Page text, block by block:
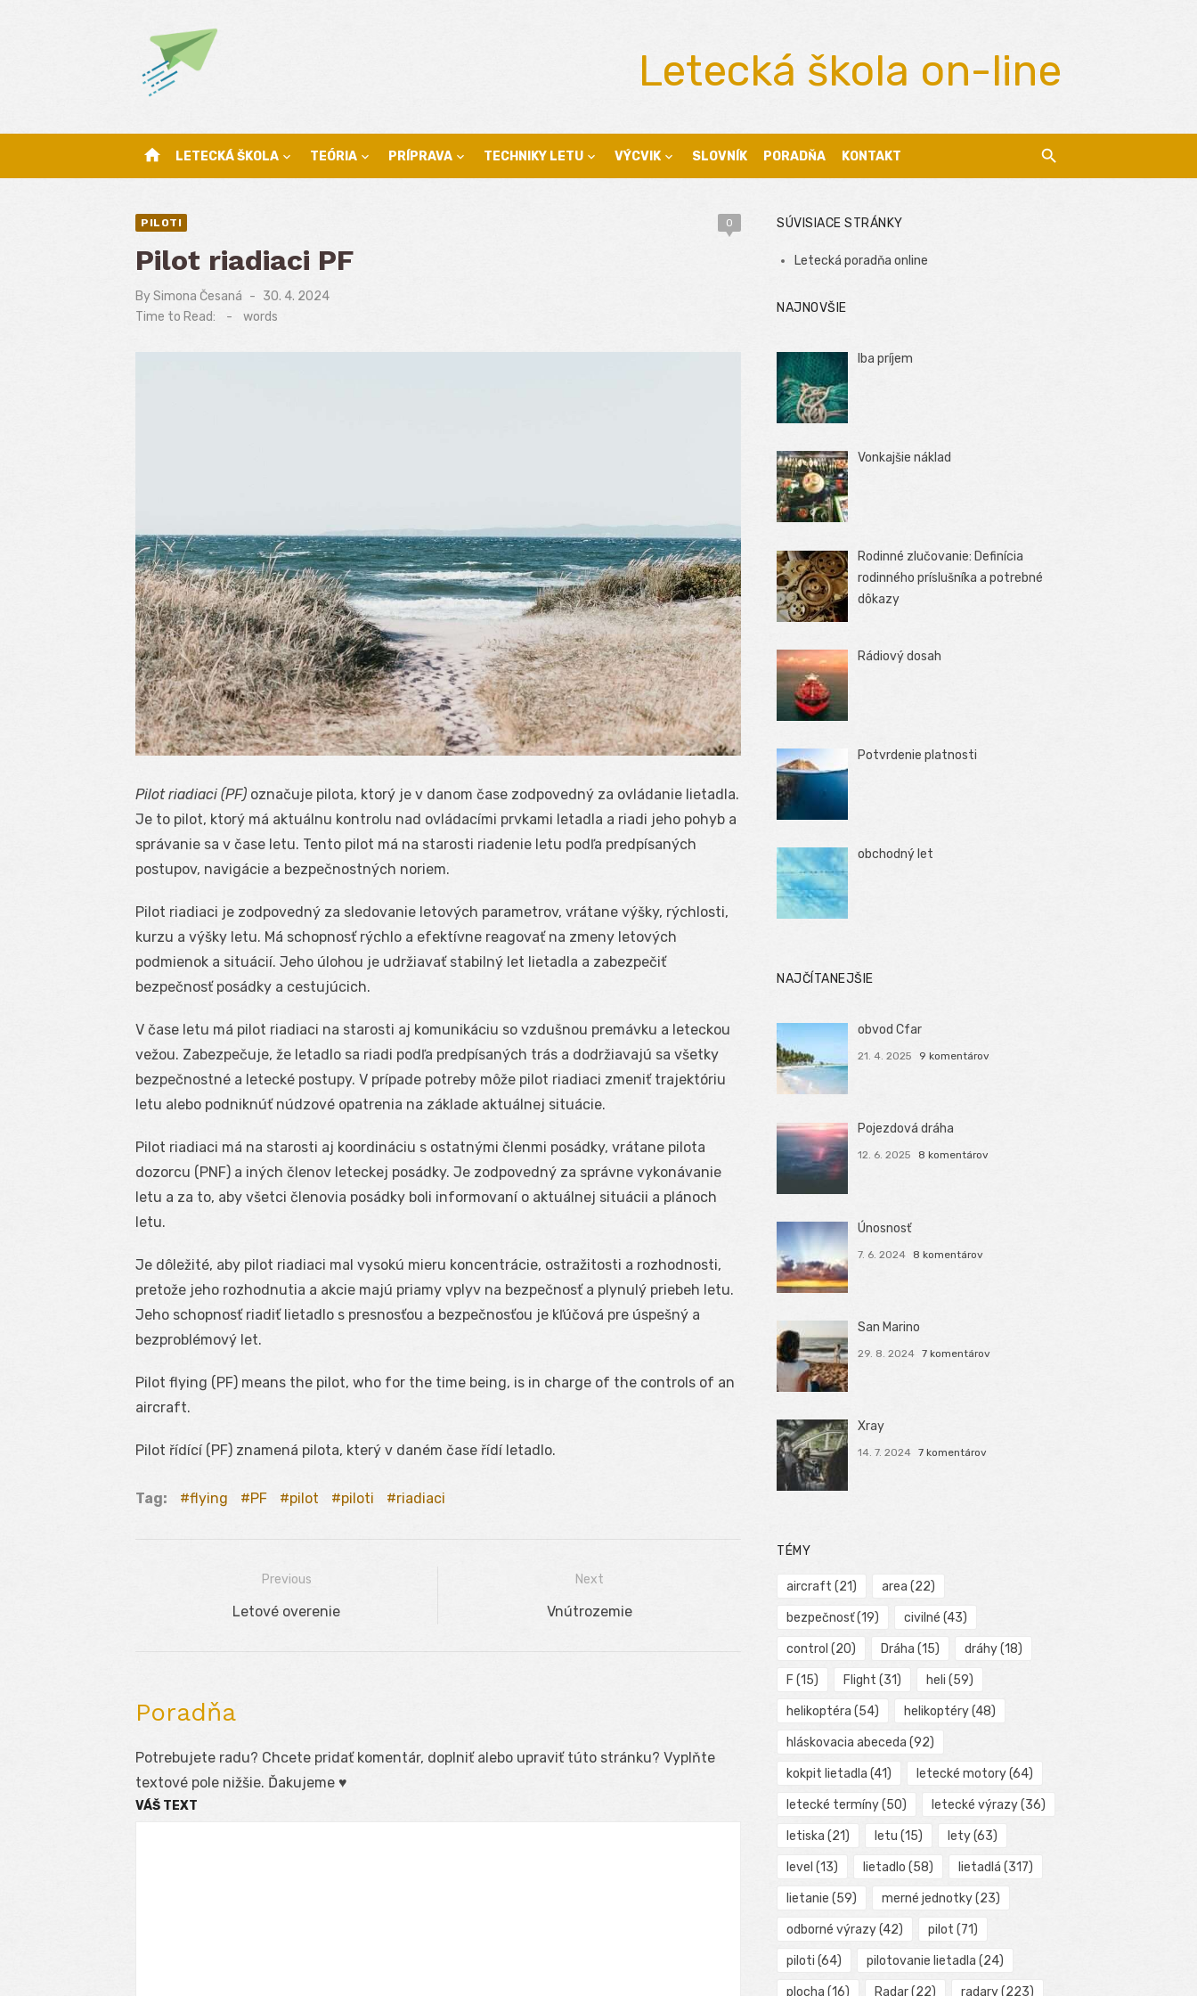
Letecká škola on-line
home LETECKÁ ŠKOLA TEÓRIA PRÍPRAVA TECHNIKY LETU VÝCVIK SLOVNÍK PORADŇA KONTAKT
PILOTI 0
Pilot riadiaci PF
BySimona Česaná
Posted
on
30. 4. 2024
Time to Read:
- words
Pilot riadiaci (PF) označuje pilota, ktorý je v danom čase zodpovedný za ovládanie lietadla.
Je to pilot, ktorý má aktuálnu kontrolu nad ovládacími prvkami letadla a riadi jeho pohyb a
správanie sa v čase letu. Tento pilot má na starosti riadenie letu podľa predpísaných
postupov, navigácie a bezpečnostných noriem.
Pilot riadiaci je zodpovedný za sledovanie letových parametrov, vrátane výšky, rýchlosti,
kurzu a výšky letu. Má schopnosť rýchlo a efektívne reagovať na zmeny letových
podmienok a situácií. Jeho úlohou je udržiavať stabilný let lietadla a zabezpečiť
bezpečnosť posádky a cestujúcich.
V čase letu má pilot riadiaci na starosti aj komunikáciu so vzdušnou premávku a leteckou
vežou. Zabezpečuje, že letadlo sa riadi podľa predpísaných trás a dodržiavajú sa všetky
bezpečnostné a letecké postupy. V prípade potreby môže pilot riadiaci zmeniť trajektóriu
letu alebo podniknúť núdzové opatrenia na základe aktuálnej situácie.
Pilot riadiaci má na starosti aj koordináciu s ostatnými členmi posádky, vrátane pilota
dozorcu (PNF) a iných členov leteckej posádky. Je zodpovedný za správne vykonávanie
letu a za to, aby všetci členovia posádky boli informovaní o aktuálnej situácii a plánoch
letu.
Je dôležité, aby pilot riadiaci mal vysokú mieru koncentrácie, ostražitosti a rozhodnosti,
pretože jeho rozhodnutia a akcie majú priamy vplyv na bezpečnosť a plynulý priebeh letu.
Jeho schopnosť riadiť lietadlo s presnosťou a bezpečnosťou je kľúčová pre úspešný a
bezproblémový let.
Pilot flying (PF) means the pilot, who for the time being, is in charge of the controls of an
aircraft.
Pilot řídící (PF) znamená pilota, který v daném čase řídí letadlo.
Tag: flying PF pilot piloti riadiaci
Navigácia
článku
Previous
Previous
Letové overenie
Next
Next
Vnútrozemie
Poradňa
Potrebujete radu? Chcete pridať komentár, doplniť alebo upraviť túto stránku? Vyplňte
textové pole nižšie. Ďakujeme ♥
VÁŠ TEXT
SÚVISIACE STRÁNKY
Letecká poradňa online
NAJNOVŠIE
Iba príjem
Vonkajšie náklad
Rodinné zlučovanie: Definícia
rodinného príslušníka a potrebné
dôkazy
Rádiový dosah
Potvrdenie platnosti
obchodný let
NAJČÍTANEJŠIE
obvod Cfar
21. 4. 2025 9 komentárov
Pojezdová dráha
12. 6. 2025 8 komentárov
Únosnosť
7. 6. 2024 8 komentárov
San Marino
29. 8. 2024 7 komentárov
Xray
14. 7. 2024 7 komentárov
TÉMY
aircraft (21) area (22)
bezpečnosť(19) civilné (43)
control (20) Dráha (15) dráhy(18)
F (15) Flight (31) heli (59)
helikoptéra (54) helikoptéry(48)
hláskovacia abeceda (92)
kokpit lietadla (41) letecké motory(64)
letecké termíny(50) letecké výrazy(36)
letiska (21) letu (15) lety(63)
level (13) lietadlo (58) lietadlá (317)
lietanie (59) merné jednotky(23)
odborné výrazy(42) pilot (71)
piloti (64) pilotovanie lietadla (24)
plocha (16) Radar(22) radary(223)